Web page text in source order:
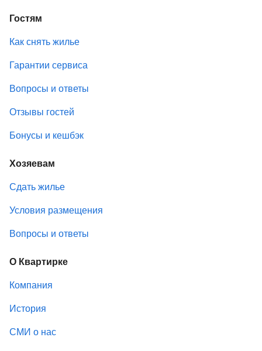
Гостям
Как снять жилье
Гарантии сервиса
Вопросы и ответы
Отзывы гостей
Бонусы и кешбэк
Хозяевам
Сдать жилье
Условия размещения
Вопросы и ответы
О Квартирке
Компания
История
СМИ о нас